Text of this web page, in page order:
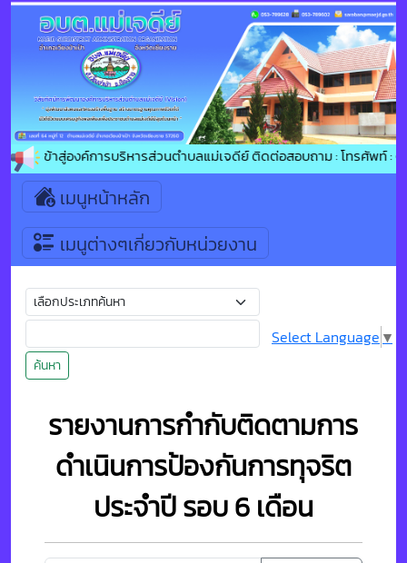
รับเข้าสู่องค์การบริหารส่วนตำบลแม่เจดีย์ ติดต่อสอบถาม : โทรศัพท์ :
เมนูหน้าหลัก
เมนูต่างๆเกี่ยวกับหน่วยงาน
ค้นหา
Select Language ▼
รายงานการกำกับติดตามการ
ดำเนินการป้องกันการทุจริต
ประจำปี รอบ 6 เดือน